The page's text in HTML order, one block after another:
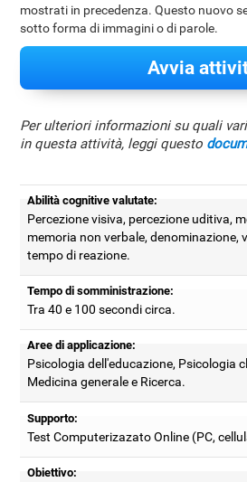
mostrati in precedenza. Questo nuovo
sotto forma di immagini o di parole.
Avvia
Per ulteriori informazioni su quali
in questa attività, leggi questo
Abilità cognitive valutate:
Percezione visiva, percezione uditiva,
memoria non verbale, denominazione,
tempo di reazione.
Tempo di somministrazione:
Tra 40 e 100 secondi circa.
Aree di applicazione:
Psicologia dell'educazione, Psicologia
Medicina generale e Ricerca.
Supporto:
Test Computerizazato Online (PC,
Obiettivo: